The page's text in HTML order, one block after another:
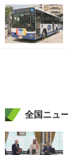
全国ニュ